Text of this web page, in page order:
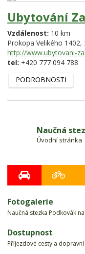
Ubytování
Vzdálenost: 10 km
Prokopa Velikého 1402,
http://www.ubytovani-
tel: +420 777 094 788
PODROBNOSTI
Naučná
Úvodní stránka
Fotogalerie
Naučná stezka Podkovák
Dostupnost
Příjezdové cesty a